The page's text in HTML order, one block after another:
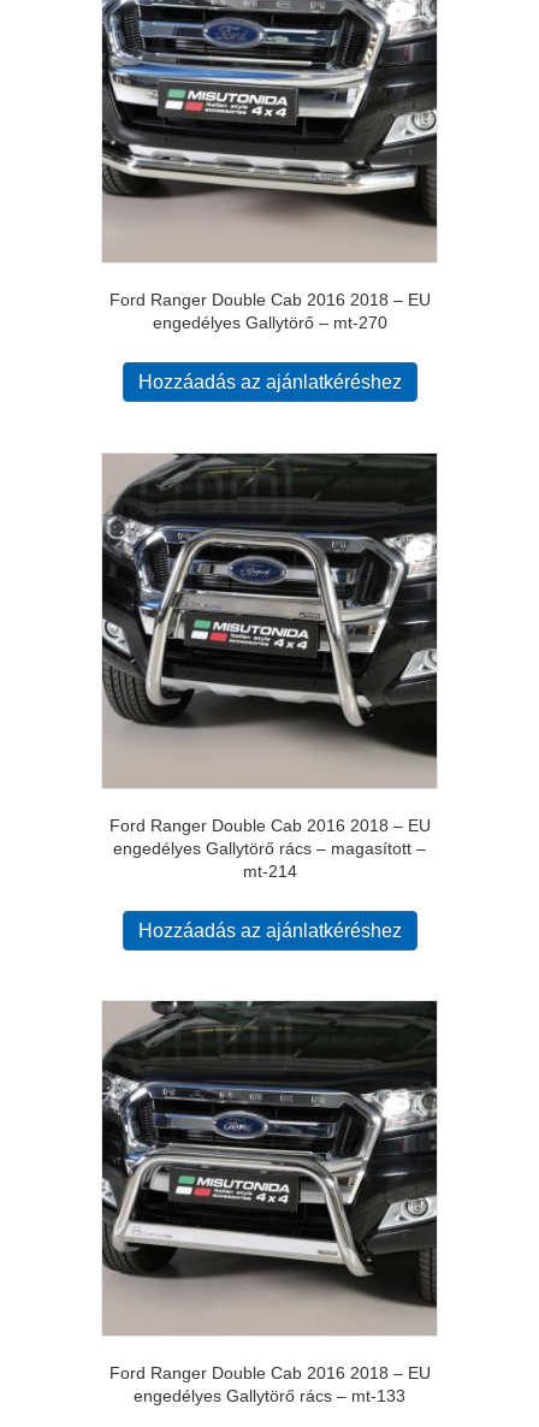
Ford Ranger Double Cab 2016 2018 – EU
engedélyes Gallytörő – mt-270
Hozzáadás az ajánlatkéréshez
Ford Ranger Double Cab 2016 2018 – EU
engedélyes Gallytörő rács – magasított –
mt-214
Hozzáadás az ajánlatkéréshez
Ford Ranger Double Cab 2016 2018 – EU
engedélyes Gallytörő rács – mt-133